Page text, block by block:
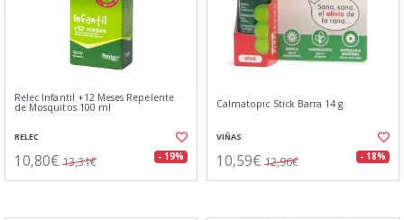
Relec Infantil +12 Meses Repelente
de Mosquitos 100 ml
RELEC
10,80€ 13,31€ - 19%
Calmatopic Stick Barra 14 g
VIÑAS
10,59€ 12,96€ - 18%